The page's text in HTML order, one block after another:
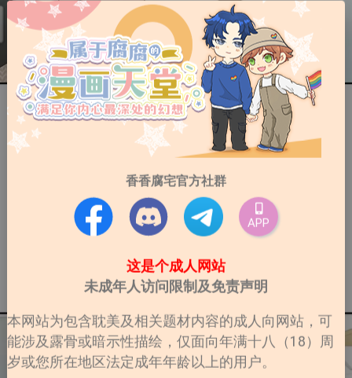
香香腐宅官方社群
APP
这是个成人网站
未成年人访问限制及免责声明
本网站为包含耽美及相关题材内容的成人向网站，可
能涉及露骨或暗示性描绘，仅面向年满十八（18）周
岁或您所在地区法定成年年龄以上的用户。